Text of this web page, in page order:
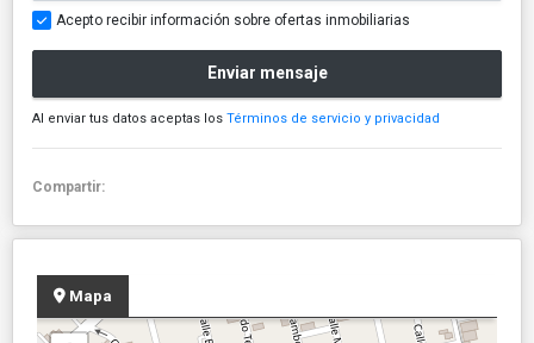
Acepto recibir información sobre ofertas inmobiliarias
Enviar mensaje
Al enviar tus datos aceptas los Términos de servicio y privacidad
Compartir:
Mapa